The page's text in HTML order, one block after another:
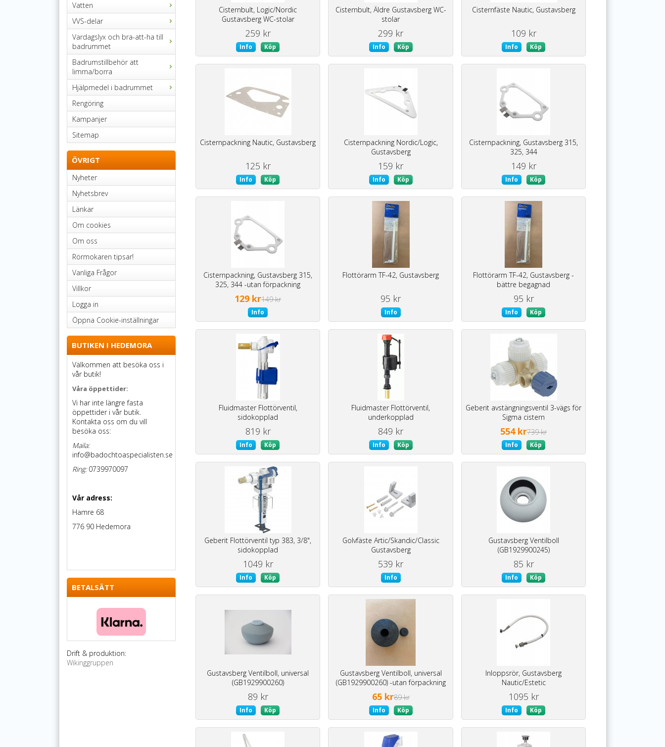
Vatten
VVS-delar
Vardagslyx och bra-att-ha till
badrummet
Badrumstillbehör att
limma/borra
Hjälpmedel i badrummet
Rengöring
Kampanjer
Sitemap
ÖVRIGT
Nyheter
Nyhetsbrev
Länkar
Om cookies
Om oss
Rörmokaren tipsar!
Vanliga Frågor
Villkor
Logga in
Öppna Cookie-inställningar
BUTIKEN I HEDEMORA
Välkommen att besöka oss i
vår butik!
Våra öppettider:
Vi har inte längre fasta
öppettider i vår butik.
Kontakta oss om du vill
besöka oss:
Maila:
info@badochtoaspecialisten.se
Ring:0739970097
Vår adress:
Hamre 68
776 90 Hedemora
BETALSÄTT
Drift & produktion:
Wikinggruppen
Cisternbult, Logic/Nordic
Gustavsberg WC-stolar
259 kr
Info Köp
Cisternbult, Äldre Gustavsberg WC-
stolar
299 kr
Info Köp
Cisternfäste Nautic, Gustavsberg
109 kr
Info Köp
Cisternpackning Nautic, Gustavsberg
125 kr
Info Köp
Cisternpackning Nordic/Logic,
Gustavsberg
159 kr
Info Köp
Cisternpackning, Gustavsberg 315,
325, 344
149 kr
Info Köp
Cisternpackning, Gustavsberg 315,
325, 344 -utan förpackning
129 kr149 kr
Info
Flottörarm TF-42, Gustavsberg
95 kr
Info
Flottörarm TF-42, Gustavsberg -
bättre begagnad
95 kr
Info Köp
Fluidmaster Flottörventil,
sidokopplad
819 kr
Info Köp
Fluidmaster Flottörventil,
underkopplad
849 kr
Info Köp
Geberit avstängningsventil 3-vägs för
Sigma cistern
554 kr739 kr
Info Köp
Geberit Flottörventil typ 383, 3/8",
sidokopplad
1049 kr
Info Köp
Golvfäste Artic/Skandic/Classic
Gustavsberg
539 kr
Info
Gustavsberg Ventilboll
(GB1929900245)
85 kr
Info Köp
Gustavsberg Ventilboll, universal
(GB1929900260)
89 kr
Info Köp
Gustavsberg Ventilboll, universal
(GB1929900260) -utan förpackning
65 kr89 kr
Info Köp
Inloppsrör, Gustavsberg
Nautic/Estetic
1095 kr
Info Köp